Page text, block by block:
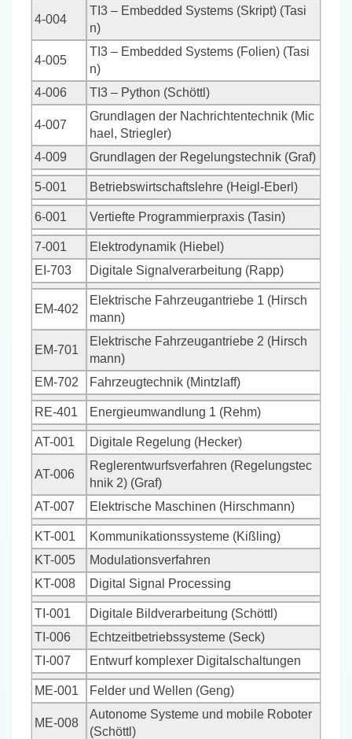
4-004
TI3 – Embedded Systems (Skript) (Tasi
n)
4-005
TI3 – Embedded Systems (Folien) (Tasi
n)
4-006
TI3 – Python (Schöttl)
4-007
Grundlagen der Nachrichtentechnik (Mic
hael, Striegler)
4-009
Grundlagen der Regelungstechnik (Graf)
5-001 Betriebswirtschaftslehre (Heigl-Eberl)
6-001 Vertiefte Programmierpraxis (Tasin)
7-001
Elektrodynamik (Hiebel)
EI-703
Digitale Signalverarbeitung (Rapp)
EM-402
Elektrische Fahrzeugantriebe 1 (Hirsch
mann)
EM-701
Elektrische Fahrzeugantriebe 2 (Hirsch
mann)
EM-702
Fahrzeugtechnik (Mintzlaff)
RE-401 Energieumwandlung 1 (Rehm)
AT-001 Digitale Regelung (Hecker)
AT-006
Reglerentwurfsverfahren (Regelungstec
hnik 2) (Graf)
AT-007
Elektrische Maschinen (Hirschmann)
KT-001
Kommunikationssysteme (Kißling)
KT-005
Modulationsverfahren
KT-008
Digital Signal Processing
TI-001
Digitale Bildverarbeitung (Schöttl)
TI-006
Echtzeitbetriebssysteme (Seck)
TI-007
Entwurf komplexer Digitalschaltungen
ME-001 Felder und Wellen (Geng)
ME-008
Autonome Systeme und mobile Roboter
(Schöttl)